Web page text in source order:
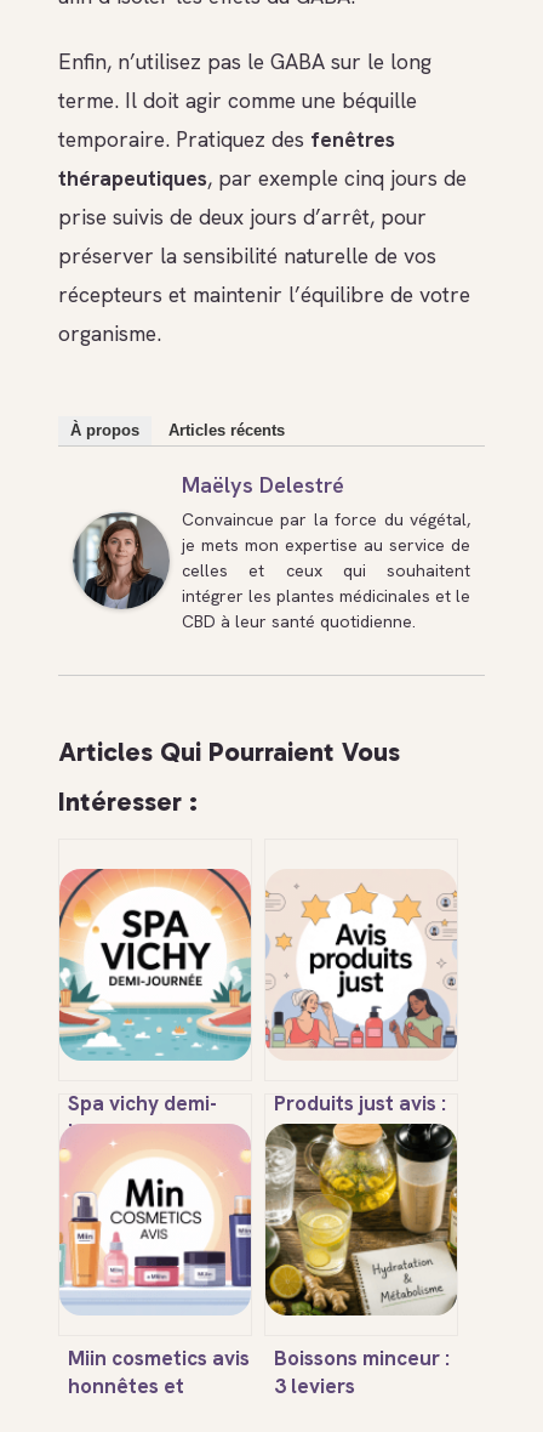
Enfin, n’utilisez pas le GABA sur le long
terme. Il doit agir comme une béquille
temporaire. Pratiquez des fenêtres
thérapeutiques, par exemple cinq jours de
prise suivis de deux jours d’arrêt, pour
préserver la sensibilité naturelle de vos
récepteurs et maintenir l’équilibre de votre
organisme.
À propos Articles récents
Maëlys Delestré
Convaincue par la force du végétal,
je mets mon expertise au service de
celles et ceux qui souhaitent
intégrer les plantes médicinales et le
CBD à leur santé quotidienne.
Articles Qui Pourraient Vous
Intéresser :
Spa vichy demi-
journée : tarifs,
offres et conseils
pour bien choisir
Produits just avis :
ce qu’il faut
vraiment savoir
avant d’acheter
Miin cosmetics avis
honnêtes et
Boissons minceur :
3 leviers